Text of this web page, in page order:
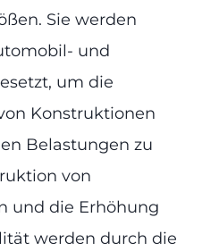
Sie werden
und
um die
Konstruktionen
Belastungen zu
von
und die Erhöhung
werden durch die